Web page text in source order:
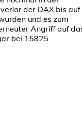
der DAX bis auf
und es zum
Angriff auf
bei 15825